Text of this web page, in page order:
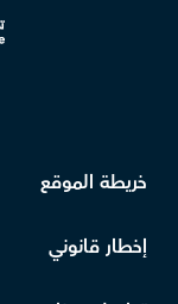
خريطة الموقع
إخطار قانوني